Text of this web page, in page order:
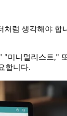
럼 생각해야
미니멀리스트
합니다.